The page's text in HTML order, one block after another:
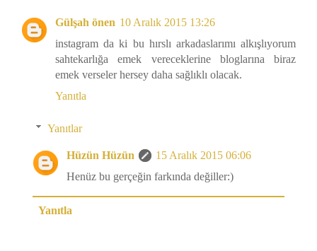
Gülşah önen 10 Aralık 2015 13:26
instagram da ki bu hırslı arkadaslarımı alkışlıyorum
sahtekarlığa emek vereceklerine bloglarına biraz
emek verseler hersey daha sağlıklı olacak.
Yanıtla
Yanıtlar
Hüzün Hüzün
15 Aralık 2015 06:06
Henüz bu gerçeğin farkında değiller:)
Yanıtla